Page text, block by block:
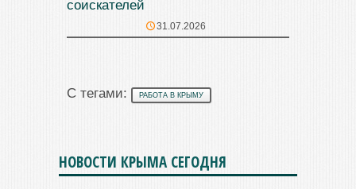
соискателей
31.07.2026
С тегами: РАБОТА В КРЫМУ
НОВОСТИ КРЫМА СЕГОДНЯ